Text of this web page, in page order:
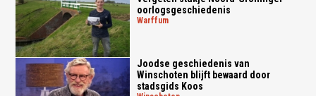
oorlogsgeschiedenis
warffum
Joodse geschiedenis van
Winschoten blijft bewaard door
stadsgids Koos